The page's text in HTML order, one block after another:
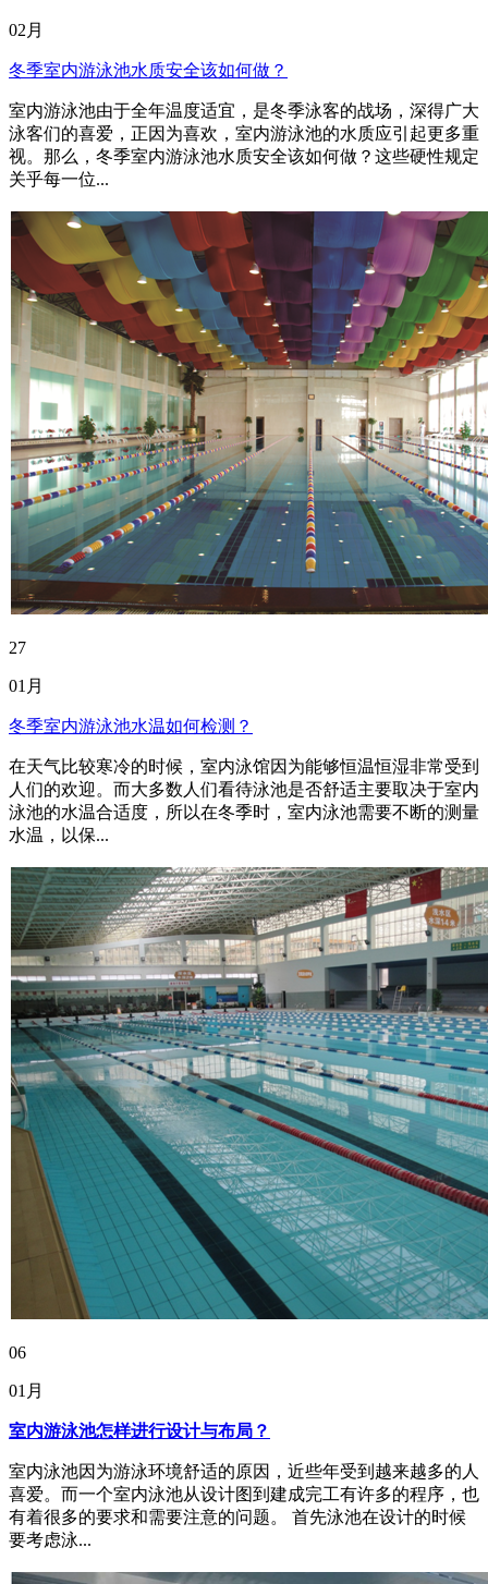
02月
冬季室内游泳池水质安全该如何做？
室内游泳池由于全年温度适宜，是冬季泳客的战场，深得广大
泳客们的喜爱，正因为喜欢，室内游泳池的水质应引起更多重
视。那么，冬季室内游泳池水质安全该如何做？这些硬性规定
关乎每一位...
27
01月
冬季室内游泳池水温如何检测？
在天气比较寒冷的时候，室内泳馆因为能够恒温恒湿非常受到
人们的欢迎。而大多数人们看待泳池是否舒适主要取决于室内
泳池的水温合适度，所以在冬季时，室内泳池需要不断的测量
水温，以保...
06
01月
室内游泳池怎样进行设计与布局？
室内泳池因为游泳环境舒适的原因，近些年受到越来越多的人
喜爱。而一个室内泳池从设计图到建成完工有许多的程序，也
有着很多的要求和需要注意的问题。 首先泳池在设计的时候
要考虑泳...